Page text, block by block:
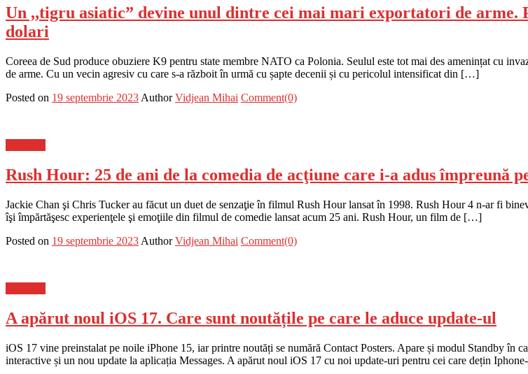
Un ,,tigru asiatic” devine unul dintre cei mai mari exportatori de
dolari
Coreea de Sud produce obuziere K9 pentru state membre NATO ca Polonia. Seulul este tot mai des amenințat cu
de arme. Cu un vecin agresiv cu care s-a războit în urmă cu șapte decenii și cu pericolul intensificat din […]
Posted on 19 septembrie 2023 Author Vidjean Mihai Comment(0)
Rush Hour: 25 de ani de la comedia de acţiune care i-a adus împreună
Jackie Chan şi Chris Tucker au făcut un duet de senzaţie în filmul Rush Hour lansat în 1998. Rush Hour 4 n-ar fi
îşi împărtăşesc experienţele şi emoţiile din filmul de comedie lansat acum 25 ani. Rush Hour, un film de […]
Posted on 19 septembrie 2023 Author Vidjean Mihai Comment(0)
A apărut noul iOS 17. Care sunt noutățile pe care le aduce update-ul
iOS 17 vine preinstalat pe noile iPhone 15, iar printre noutăți se numără Contact Posters. Apare și modul Standby
interactive și un nou update la aplicația Messages. A apărut noul iOS 17 cu noi update-uri pentru cei care dețin